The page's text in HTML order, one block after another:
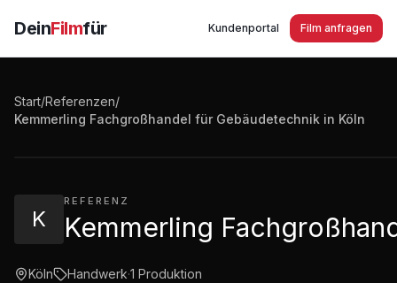
DeinFilmfür Kundenportal Film anfragen
Start/Referenzen/
Kemmerling Fachgroßhandel für Gebäudetechnik in Köln
K
REFERENZ
Kemmerling
Köln Handwerk·1 Produktion